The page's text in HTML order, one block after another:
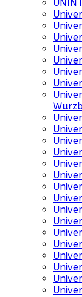
UNINT